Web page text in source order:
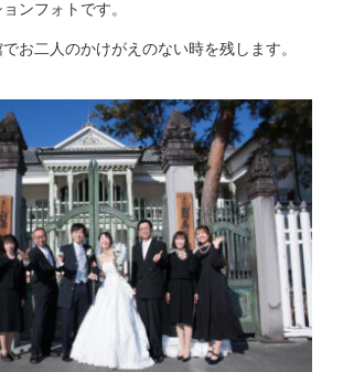
ンフォトです。
お二人のかけがえのない時を残します。